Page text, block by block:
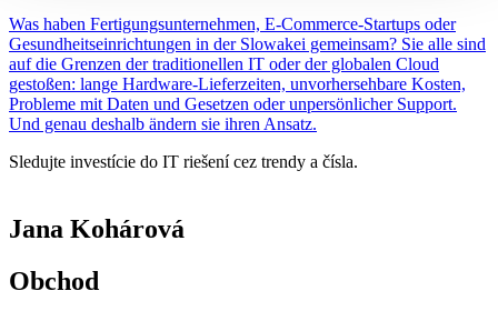
Was haben Fertigungsunternehmen, E-Commerce-Startups oder
Gesundheitseinrichtungen in der Slowakei gemeinsam? Sie alle sind
auf die Grenzen der traditionellen IT oder der globalen Cloud
gestoßen: lange Hardware-Lieferzeiten, unvorhersehbare Kosten,
Probleme mit Daten und Gesetzen oder unpersönlicher Support.
Und genau deshalb ändern sie ihren Ansatz.
Sledujte investície do IT riešení cez trendy a čísla.
Jana Kohárová
Obchod